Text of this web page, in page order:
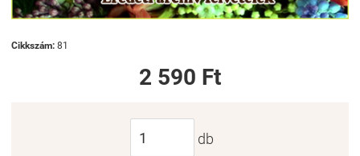
Cikkszám: 81
2 590 Ft
db